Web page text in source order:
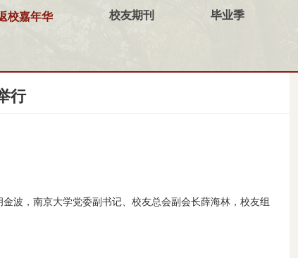
校嘉年华 校友期刊 毕业季
行
波，南京大学党委副书记、校友总会副会长薛海林，校友组